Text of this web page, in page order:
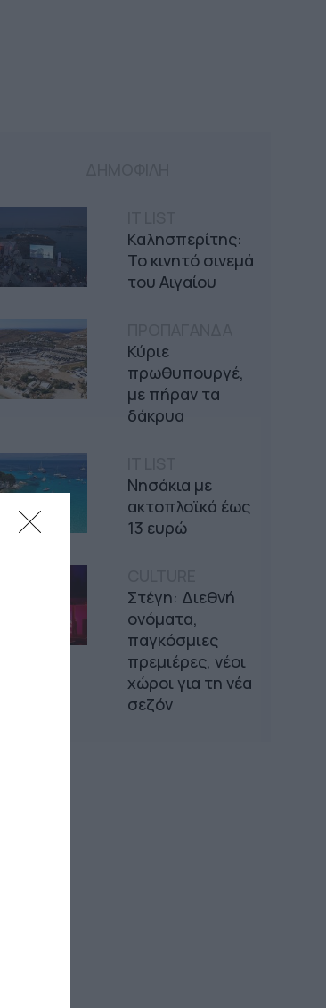
Καλησπερίτης:
Το κινητό σινεμά
του Αιγαίου
Κύριε
πρωθυπουργέ,
με πήραν τα
δάκρυα
Νησάκια με
ακτοπλοϊκά έως
13 ευρώ
Στέγη: Διεθνή
ονόματα,
παγκόσμιες
πρεμιέρες, νέοι
χώροι για τη νέα
σεζόν